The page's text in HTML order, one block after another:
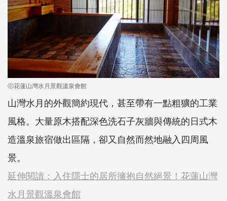
ⓒ花蓮山灣水月景觀溫泉會館
山灣水月的外觀簡約現代，甚至帶有一點粗獷的工業
風格。大量原木搭配深色洗石子灰牆與傳統的日式木
造溫泉旅宿做出區隔，卻又自然而然地融入四周風
景。
延伸閱讀：入住隱士的居所擁抱自然絕景！花蓮山灣
水月景觀溫泉會館